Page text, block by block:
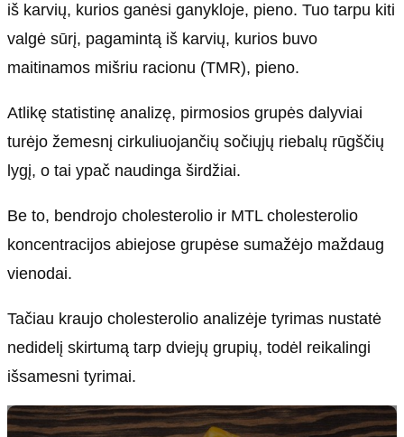
iš karvių, kurios ganėsi ganykloje, pieno. Tuo tarpu kiti
valgė sūrį, pagamintą iš karvių, kurios buvo
maitinamos mišriu racionu (TMR), pieno.
Atlikę statistinę analizę, pirmosios grupės dalyviai
turėjo žemesnį cirkuliuojančių sočiųjų riebalų rūgščių
lygį, o tai ypač naudinga širdžiai.
Be to, bendrojo cholesterolio ir MTL cholesterolio
koncentracijos abiejose grupėse sumažėjo maždaug
vienodai.
Tačiau kraujo cholesterolio analizėje tyrimas nustatė
nedidelį skirtumą tarp dviejų grupių, todėl reikalingi
išsamesni tyrimai.